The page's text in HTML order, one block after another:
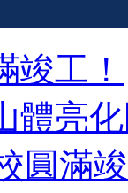
！
亮化圓
竣工